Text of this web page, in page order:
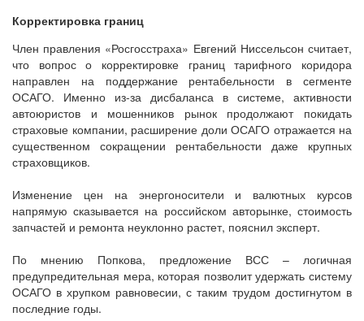
Корректировка границ
Член правления «Росгосстраха» Евгений Ниссельсон считает,
что вопрос о корректировке границ тарифного коридора
направлен на поддержание рентабельности в сегменте
ОСАГО. Именно из-за дисбаланса в системе, активности
автоюристов и мошенников рынок продолжают покидать
страховые компании, расширение доли ОСАГО отражается на
существенном сокращении рентабельности даже крупных
страховщиков.
Изменение цен на энергоносители и валютных курсов
напрямую сказывается на российском авторынке, стоимость
запчастей и ремонта неуклонно растет, пояснил эксперт.
По мнению Попкова, предложение ВСС – логичная
предупредительная мера, которая позволит удержать систему
ОСАГО в хрупком равновесии, с таким трудом достигнутом в
последние годы.